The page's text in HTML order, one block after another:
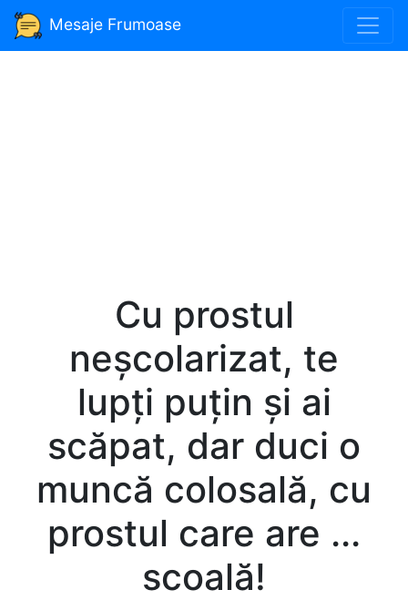
Mesaje Frumoase
Cu prostul
neșcolarizat, te
lupți puțin și ai
scăpat, dar duci o
muncă colosală, cu
prostul care are ...
scoală!